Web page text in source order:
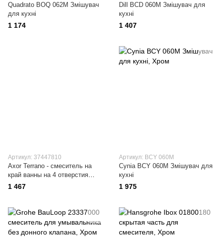
Quadrato BOQ 062M Змішувач
для кухні
1 174
Dill BCD 060M Змішувач для
кухні
1 407
Артикул: 37447810
Axor Terrano - смеситель на
край ванны на 4 отверстия
(крестики) сатинокс
1 467
Артикул: BCY 060M
Cynia BCY 060M Змішувач для
кухні
1 975